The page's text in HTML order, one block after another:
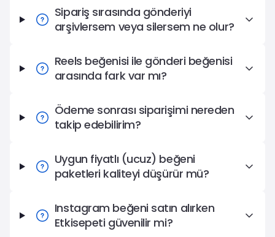
Sipariş sırasında gönderiyi
arşivlersem veya silersem ne olur?
Reels beğenisi ile gönderi beğenisi
arasında fark var mı?
Ödeme sonrası siparişimi nereden
takip edebilirim?
Uygun fiyatlı (ucuz) beğeni
paketleri kaliteyi düşürür mü?
Instagram beğeni satın alırken
Etkisepeti güvenilir mi?